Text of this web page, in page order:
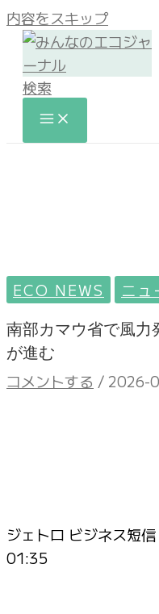
内容をスキップ
検索
ECO NEWS ニュ
南部カマウ省で風力
が進む
コメントする / 2026-
ジェトロ ビジネス短
01:35